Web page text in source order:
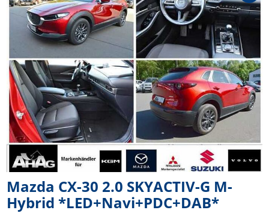
Mazda CX-30 2.0 SKYACTIV-G M-
Hybrid *LED+Navi+PDC+DAB*